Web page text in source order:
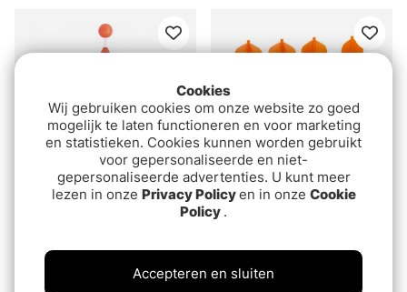
Sensas Pike Float (2pcs)
Fox Rage Predator HD
Cookies
Wij gebruiken cookies om onze website zo goed
mogelijk te laten functioneren en voor marketing
en statistieken. Cookies kunnen worden gebruikt
voor gepersonaliseerde en niet-
gepersonaliseerde advertenties. U kunt meer
lezen in onze Privacy Policyen in onze Cookie
Policy .
Accepteren en sluiten